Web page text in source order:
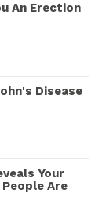
An Erection
Disease
Your
Are